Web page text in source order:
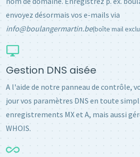
envoyez désormais vos e-mails via
info@boulangermartin.be(boîte mail
Gestion DNS aisée
A l'aide de notre panneau de contrôle,
jour vos paramètres DNS en toute
enregistrements MX et A, mais aussi
WHOIS.